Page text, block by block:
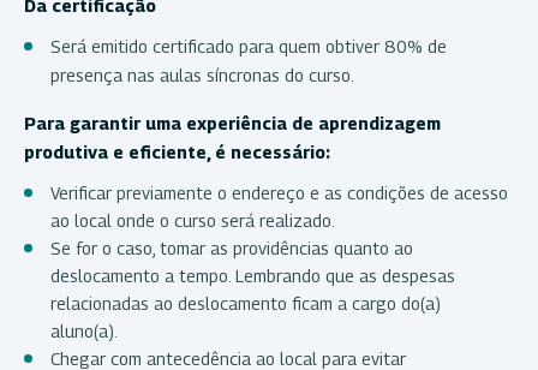
Da certificação
Será emitido certificado para quem obtiver 80% de
presença nas aulas síncronas do curso.
Para garantir uma experiência de aprendizagem
produtiva e eficiente, é necessário:
Verificar previamente o endereço e as condições de acesso
ao local onde o curso será realizado.
Se for o caso, tomar as providências quanto ao
deslocamento a tempo. Lembrando que as despesas
relacionadas ao deslocamento ficam a cargo do(a)
aluno(a).
Chegar com antecedência ao local para evitar